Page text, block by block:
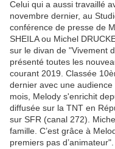
Celui qui a aussi travaillé
novembre dernier, au
conférence de presse de
SHEILA ou Michel
sur le divan de "Vivement
présenté toutes les
courant 2019. Classée
dernier avec une
mois, Melody s'enrichit
diffusée sur la TNT en
sur SFR (canal 272).
famille. C’est grâce à
premiers pas d’animateur".